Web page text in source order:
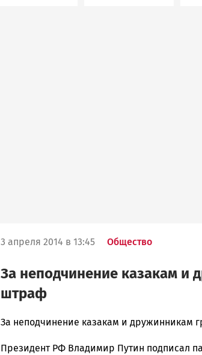
3 апреля 2014 в 13:45 Общество
За неподчинение казакам и
штраф
admintimur
Петрозаводска
За неподчинение казакам и дружинникам
Президент РФ Владимир Путин подписал